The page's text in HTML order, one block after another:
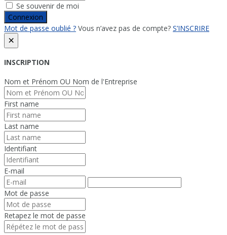
Se souvenir de moi
Connexion
Mot de passe oublié ? Vous n’avez pas de compte? S’INSCRIRE
×
INSCRIPTION
Nom et Prénom OU Nom de l'Entreprise
First name
Last name
Identifiant
E-mail
Mot de passe
Retapez le mot de passe